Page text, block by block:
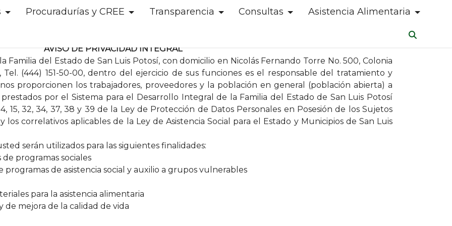
Procuradurías y CREE Transparencia Consultas Asistencia Alimentaria
AVISO DE PRIVACIDAD INTEGRAL
Familia del Estado de San Luis Potosí, con domicilio en Nicolás Fernando Torre No. 500, Colonia
Tel. (444) 151-50-00, dentro del ejercicio de sus funciones es el responsable del tratamiento y
proporcionen los trabajadores, proveedores y la población en general (población abierta) a
por el Sistema para el Desarrollo Integral de la Familia del Estado de San Luis Potosí
15, 32, 34, 37, 38 y 39 de la Ley de Protección de Datos Personales en Posesión de los Sujetos
los correlativos aplicables de la Ley de Asistencia Social para el Estado y Municipios de San Luis
serán utilizados para las siguientes finalidades:
programas sociales
de asistencia social y auxilio a grupos vulnerables
para la asistencia alimentaria
mejora de la calidad de vida